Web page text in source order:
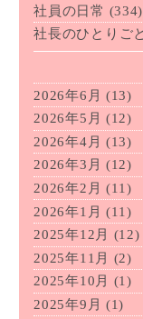
社員の日常 (334)
社長のひとりごと
2026年6月 (13)
2026年5月 (12)
2026年4月 (13)
2026年3月 (12)
2026年2月 (11)
2026年1月 (11)
2025年12月
(12)
2025年11月
(2)
2025年10月
(1)
2025年9月 (1)